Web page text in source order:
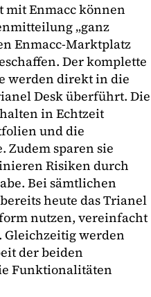
mit Enmacc können
„ganz
Enmacc-Marktplatz
Der komplette
werden direkt in die
Desk überführt. Die
in Echtzeit
und die
Zudem sparen sie
Risiken durch
Bei sämtlichen
heute das Trianel
nutzen, vereinfacht
Gleichzeitig werden
der beiden
Funktionalitäten